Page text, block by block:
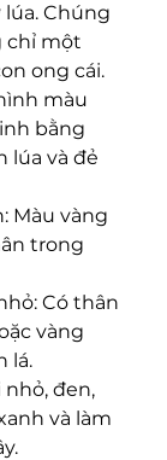
lúa. Chúng
chỉ một
ong cái.
màu
bằng
lúa và đẻ
Màu vàng
trong
Có thân
vàng
lá.
nhỏ, đen,
và làm